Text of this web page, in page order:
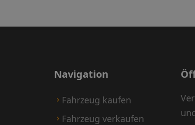
Navigation
Fahrzeug kaufen
Fahrzeug verkaufen